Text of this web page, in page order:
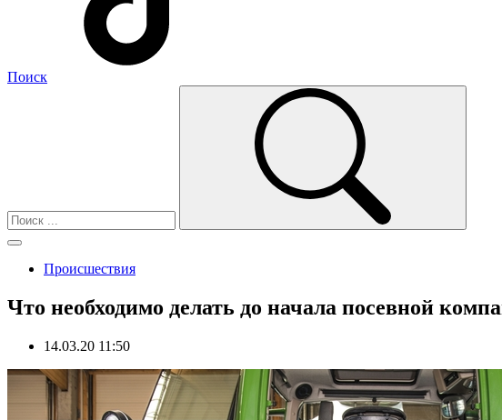
Поиск
Происшествия
Что необходимо делать до начала посевной
14.03.20 11:50